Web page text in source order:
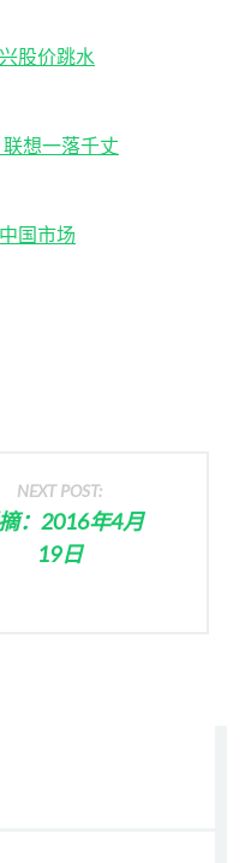
股价跳水
想一落千丈
国市场
NEXT POST:
：2016年4月
19日